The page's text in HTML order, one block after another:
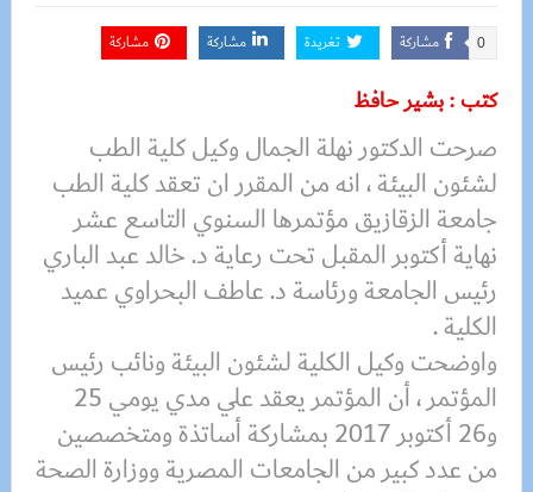
مشاركة 0 تغريدة مشاركة مشاركة
كتب : بشير حافظ
صرحت الدكتور نهلة الجمال وكيل كلية الطب
لشئون البيئة ، انه من المقرر ان تعقد كلية الطب
جامعة الزقازيق مؤتمرها السنوي التاسع عشر
نهاية أكتوبر المقبل تحت رعاية د. خالد عبد الباري
رئيس الجامعة ورئاسة د. عاطف البحراوي عميد
الكلية .
واوضحت وكيل الكلية لشئون البيئة ونائب رئيس
المؤتمر ، أن المؤتمر يعقد علي مدي يومي 25
و26 أكتوبر 2017 بمشاركة أساتذة ومتخصصين
من عدد كبير من الجامعات المصرية ووزارة الصحة